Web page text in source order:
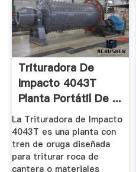
Trituradora De
Impacto 4043T
Planta Portátil De ...
La Trituradora de Impacto
4043T es una planta con
tren de oruga diseñada
para triturar roca de
cantera o materiales